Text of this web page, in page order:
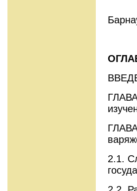
2.1.